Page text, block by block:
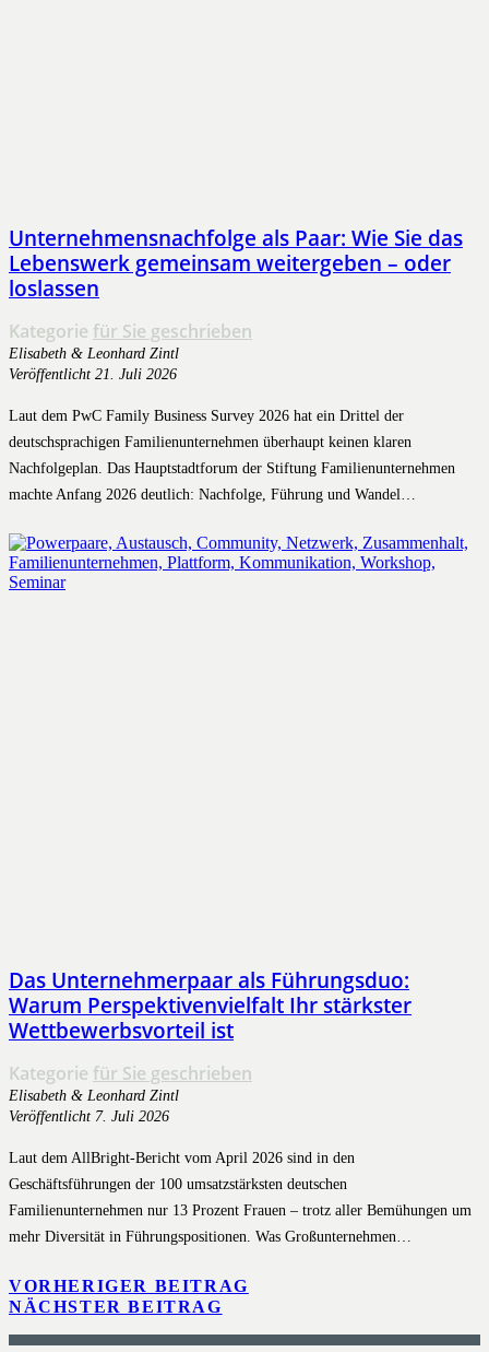
Unternehmensnachfolge als Paar: Wie Sie das
Lebenswerk gemeinsam weitergeben – oder
loslassen
Kategorie für Sie geschrieben
Elisabeth & Leonhard Zintl
Veröffentlicht 21. Juli 2026
Laut dem PwC Family Business Survey 2026 hat ein Drittel der
deutschsprachigen Familienunternehmen überhaupt keinen klaren
Nachfolgeplan. Das Hauptstadtforum der Stiftung Familienunternehmen
machte Anfang 2026 deutlich: Nachfolge, Führung und Wandel…
Das Unternehmerpaar als Führungsduo:
Warum Perspektivenvielfalt Ihr stärkster
Wettbewerbsvorteil ist
Kategorie für Sie geschrieben
Elisabeth & Leonhard Zintl
Veröffentlicht 7. Juli 2026
Laut dem AllBright-Bericht vom April 2026 sind in den
Geschäftsführungen der 100 umsatzstärksten deutschen
Familienunternehmen nur 13 Prozent Frauen – trotz aller Bemühungen um
mehr Diversität in Führungspositionen. Was Großunternehmen…
VORHERIGER BEITRAG
NÄCHSTER BEITRAG